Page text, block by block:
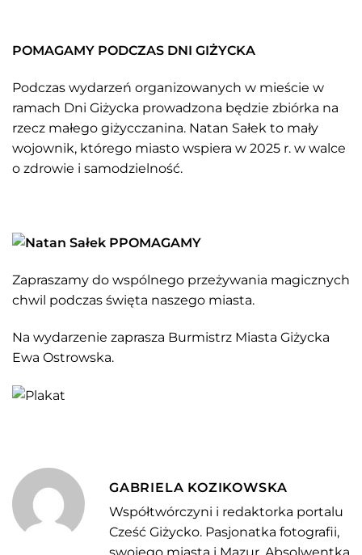
POMAGAMY PODCZAS DNI GIŻYCKA
Podczas wydarzeń organizowanych w mieście w
ramach Dni Giżycka prowadzona będzie zbiórka na
rzecz małego giżycczanina. Natan Sałek to mały
wojownik, którego miasto wspiera w 2025 r. w walce
o zdrowie i samodzielność.
Zapraszamy do wspólnego przeżywania magicznych
chwil podczas święta naszego miasta.
Na wydarzenie zaprasza Burmistrz Miasta Giżycka
Ewa Ostrowska.
GABRIELA KOZIKOWSKA
Współtwórczyni i redaktorka portalu
Cześć Giżycko. Pasjonatka fotografii,